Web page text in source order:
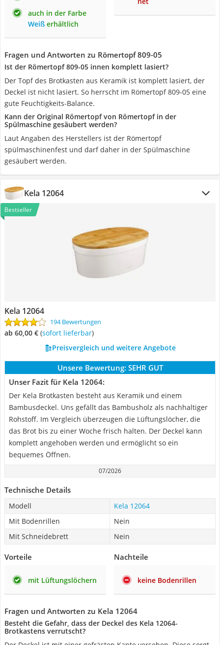
auch in der Farbe
Weiß erhältlich
Fragen und Antworten zu Römertopf 809-05
Ist der Römertopf 809-05 innen komplett lasiert?
Der Topf des Brotkasten aus Keramik ist komplett lasiert, der
Deckel ist nicht lasiert. So herrscht im Römertopf 809-05 eine
gute Feuchtigkeits-Balance.
Kann der Original Römertopf von Römertopf in der
Spülmaschine gesäubert werden?
Laut Angaben des Herstellers ist der Römertopf
spülmaschinenfest und darf daher in der Spülmaschine
gesäubert werden.
Kela 12064
Bestseller
Kela 12064
194 Bewertungen
ab 60,00 € ( Sofort lieferbar)
Preisvergleich und weitere Angebote
Unsere Bewertung: SEHR GUT
Unser Fazit für Kela 12064:
Der Kela Brotkasten besteht aus Keramik und einem
Bambusdeckel. Uns gefällt das Bambusholz als nachhaltiger
Rohstoff. Im Vergleich überzeugen die Lüftungslöcher, die
das Brot bis zu einer Woche frisch halten. Der Deckel kann
komplett angehoben werden und ermöglicht so ein
bequemes Öffnen.
07/2026
Technische Details
Modell
Kela 12064
Mit Bodenrillen
Nein
Mit Schneidebrett
Nein
Vorteile
mit Lüftungslöchern
Nachteile
keine Bodenrillen
Fragen und Antworten zu Kela 12064
Besteht die Gefahr, dass der Deckel des Kela 12064-
Brotkastens verrutscht?